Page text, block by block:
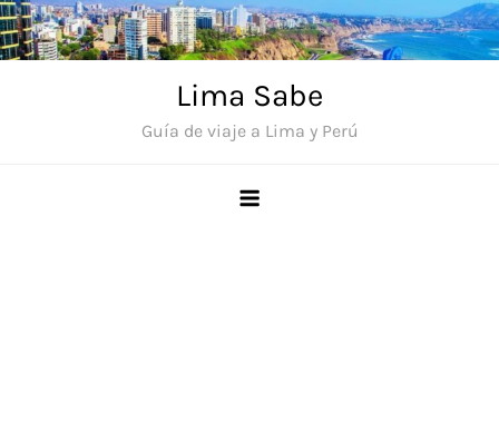
Saltar
al
Lima Sabe
Guía de viaje a Lima y Perú